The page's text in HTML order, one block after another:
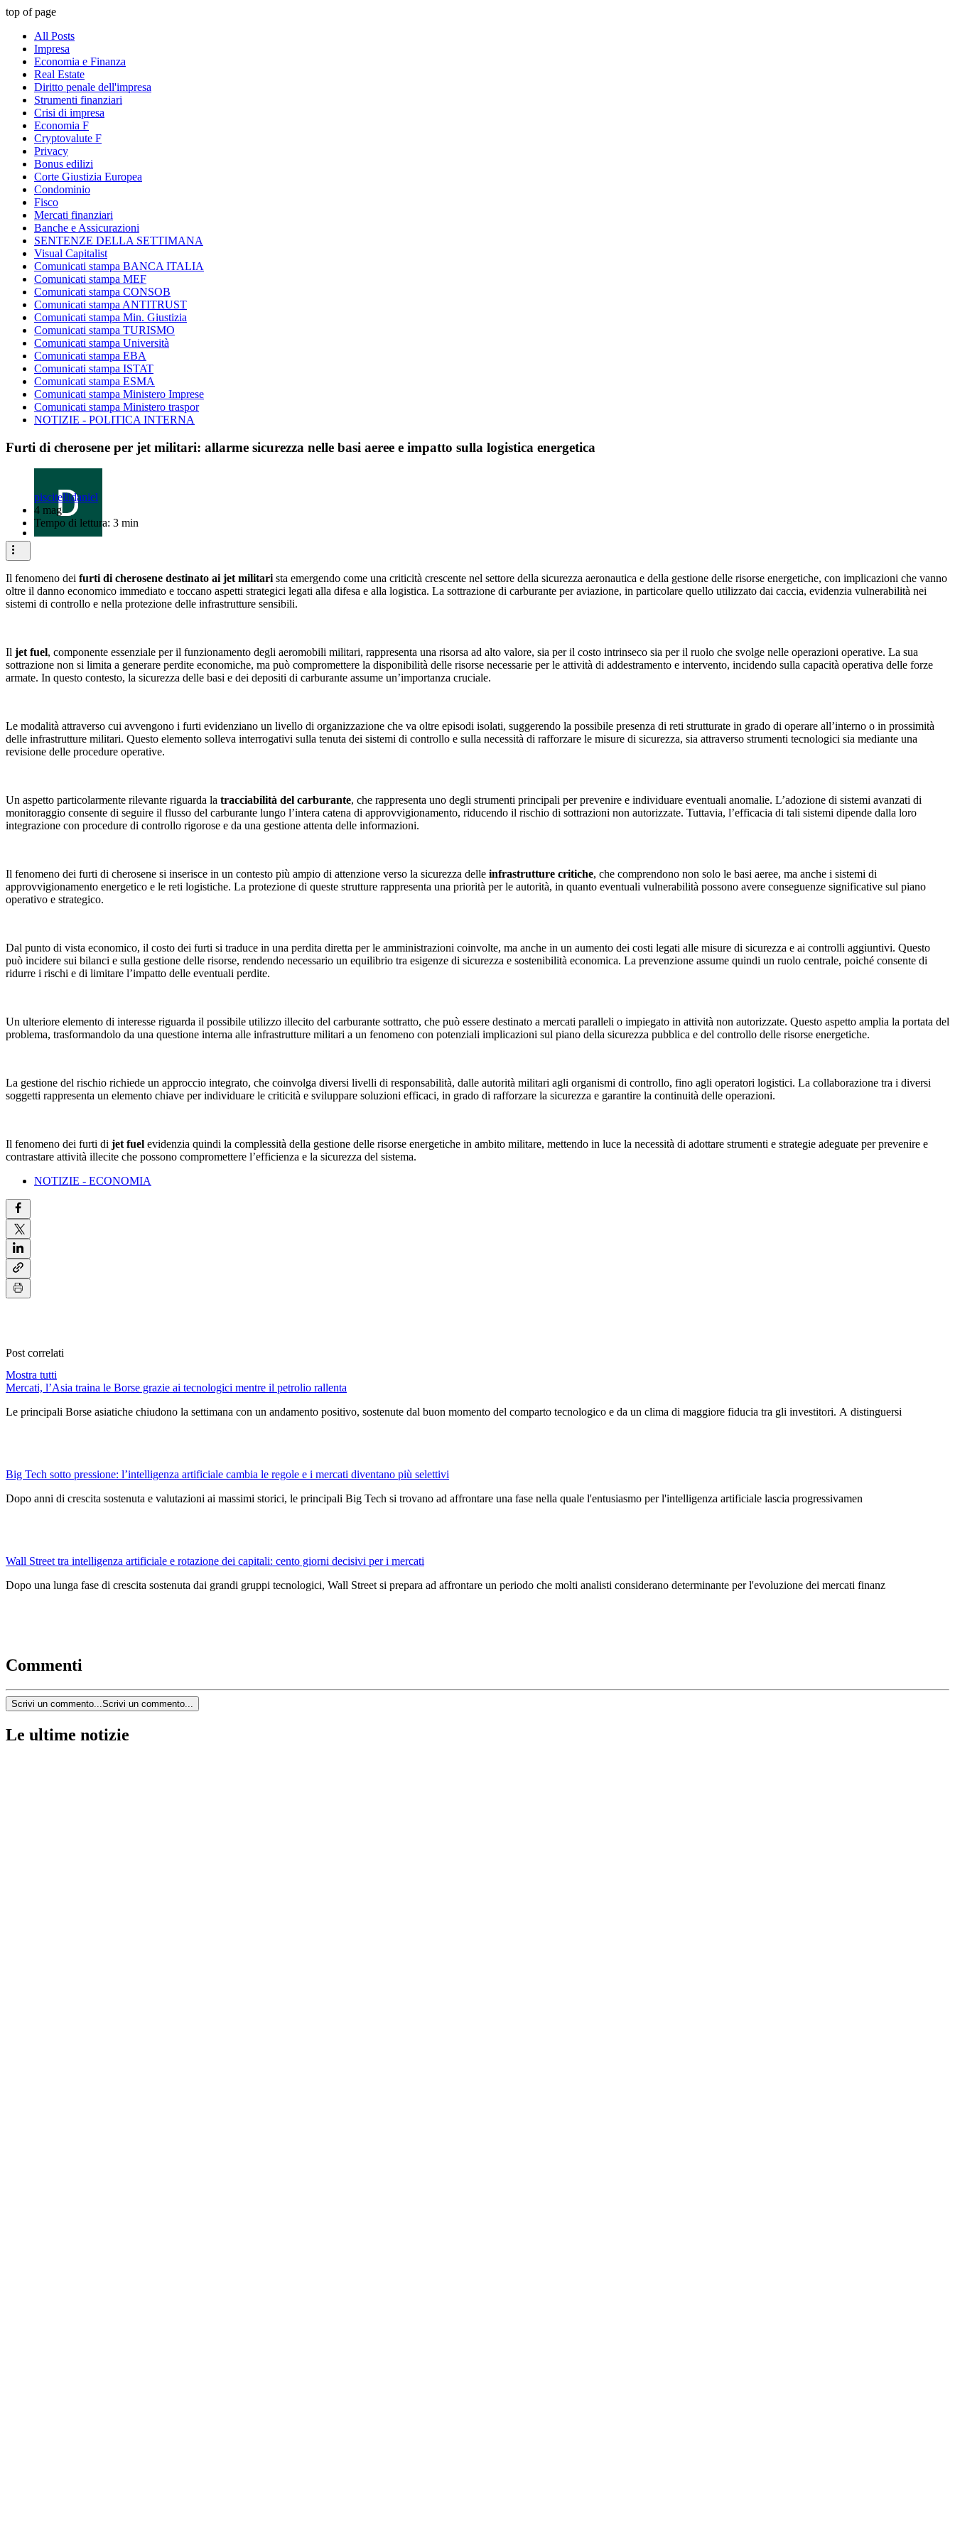
top of page
All Posts
Impresa
Economia e Finanza
Real Estate
Diritto penale dell'impresa
Strumenti finanziari
Crisi di impresa
Economia F
Cryptovalute F
Privacy
Bonus edilizi
Corte Giustizia Europea
Condominio
Fisco
Mercati finanziari
Banche e Assicurazioni
SENTENZE DELLA SETTIMANA
Visual Capitalist
Comunicati stampa BANCA ITALIA
Comunicati stampa MEF
Comunicati stampa CONSOB
Comunicati stampa ANTITRUST
Comunicati stampa Min. Giustizia
Comunicati stampa TURISMO
Comunicati stampa Università
Comunicati stampa EBA
Comunicati stampa ISTAT
Comunicati stampa ESMA
Comunicati stampa Ministero Imprese
Comunicati stampa Ministero traspor
NOTIZIE - POLITICA INTERNA
Furti di cherosene per jet militari: allarme sicurezza nelle basi aeree e impatto sulla logistica energetica
piscitellidaniel
4 mag
Tempo di lettura: 3 min
Il fenomeno dei furti di cherosene destinato ai jet militarista emergendo come una criticità crescente nel settore della sicurezza aeronautica e della gestione delle risorse energetiche, con implicazioni che vanno
oltre il danno economico immediato e toccano aspetti strategici legati alla difesa e alla logistica. La sottrazione di carburante per aviazione, in particolare quello utilizzato dai caccia, evidenzia vulnerabilità nei
sistemi di controllo e nella protezione delle infrastrutture sensibili.
Il jet fuel, componente essenziale per il funzionamento degli aeromobili militari, rappresenta una risorsa ad alto valore, sia per il costo intrinseco sia per il ruolo che svolge nelle operazioni operative. La sua
sottrazione non si limita a generare perdite economiche, ma può compromettere la disponibilità delle risorse necessarie per le attività di addestramento e intervento, incidendo sulla capacità operativa delle forze
armate. In questo contesto, la sicurezza delle basi e dei depositi di carburante assume un’importanza cruciale.
Le modalità attraverso cui avvengono i furti evidenziano un livello di organizzazione che va oltre episodi isolati, suggerendo la possibile presenza di reti strutturate in grado di operare all’interno o in prossimità
delle infrastrutture militari. Questo elemento solleva interrogativi sulla tenuta dei sistemi di controllo e sulla necessità di rafforzare le misure di sicurezza, sia attraverso strumenti tecnologici sia mediante una
revisione delle procedure operative.
Un aspetto particolarmente rilevante riguarda la tracciabilità del carburante, che rappresenta uno degli strumenti principali per prevenire e individuare eventuali anomalie. L’adozione di sistemi avanzati di
monitoraggio consente di seguire il flusso del carburante lungo l’intera catena di approvvigionamento, riducendo il rischio di sottrazioni non autorizzate. Tuttavia, l’efficacia di tali sistemi dipende dalla loro
integrazione con procedure di controllo rigorose e da una gestione attenta delle informazioni.
Il fenomeno dei furti di cherosene si inserisce in un contesto più ampio di attenzione verso la sicurezza delle infrastrutture critiche, che comprendono non solo le basi aeree, ma anche i sistemi di
approvvigionamento energetico e le reti logistiche. La protezione di queste strutture rappresenta una priorità per le autorità, in quanto eventuali vulnerabilità possono avere conseguenze significative sul piano
operativo e strategico.
Dal punto di vista economico, il costo dei furti si traduce in una perdita diretta per le amministrazioni coinvolte, ma anche in un aumento dei costi legati alle misure di sicurezza e ai controlli aggiuntivi. Questo
può incidere sui bilanci e sulla gestione delle risorse, rendendo necessario un equilibrio tra esigenze di sicurezza e sostenibilità economica. La prevenzione assume quindi un ruolo centrale, poiché consente di
ridurre i rischi e di limitare l’impatto delle eventuali perdite.
Un ulteriore elemento di interesse riguarda il possibile utilizzo illecito del carburante sottratto, che può essere destinato a mercati paralleli o impiegato in attività non autorizzate. Questo aspetto amplia la portata del
problema, trasformandolo da una questione interna alle infrastrutture militari a un fenomeno con potenziali implicazioni sul piano della sicurezza pubblica e del controllo delle risorse energetiche.
La gestione del rischio richiede un approccio integrato, che coinvolga diversi livelli di responsabilità, dalle autorità militari agli organismi di controllo, fino agli operatori logistici. La collaborazione tra i diversi
soggetti rappresenta un elemento chiave per individuare le criticità e sviluppare soluzioni efficaci, in grado di rafforzare la sicurezza e garantire la continuità delle operazioni.
Il fenomeno dei furti di jet fuel evidenzia quindi la complessità della gestione delle risorse energetiche in ambito militare, mettendo in luce la necessità di adottare strumenti e strategie adeguate per prevenire e
contrastare attività illecite che possono compromettere l’efficienza e la sicurezza del sistema.
NOTIZIE - ECONOMIA
Post correlati
Mostra tutti
Mercati, l’Asia traina le Borse grazie ai tecnologici mentre il petrolio rallenta
Le principali Borse asiatiche chiudono la settimana con un andamento positivo, sostenute dal buon momento del comparto tecnologico e da un clima di maggiore fiducia tra gli investitori. A distinguersi
Big Tech sotto pressione: l’intelligenza artificiale cambia le regole e i mercati diventano più selettivi
Dopo anni di crescita sostenuta e valutazioni ai massimi storici, le principali Big Tech si trovano ad affrontare una fase nella quale l'entusiasmo per l'intelligenza artificiale lascia progressivamen
Wall Street tra intelligenza artificiale e rotazione dei capitali: cento giorni decisivi per i mercati
Dopo una lunga fase di crescita sostenuta dai grandi gruppi tecnologici, Wall Street si prepara ad affrontare un periodo che molti analisti considerano determinante per l'evoluzione dei mercati finanz
Commenti
Scrivi un commento... Scrivi un commento...
Le ultime notizie